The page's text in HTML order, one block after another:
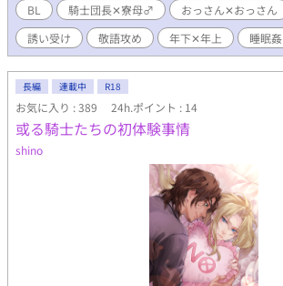
BL 騎士団長✕寮母♂ おっさん✕おっさん
誘い受け
敬語攻め 年下✕年上 睡眠姦
長編 連載中 R18
お気に入り : 389 24h.ポイント : 14
或る騎士たちの初体験事情
shino